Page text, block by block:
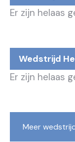
Er zijn helaas
Wedstrijd
Er zijn helaas
Meer